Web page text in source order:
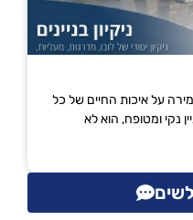
על איכות החיים של כל
נקי ומטופח, הוא לא